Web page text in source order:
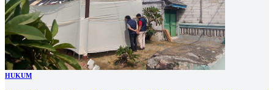
HUKUM